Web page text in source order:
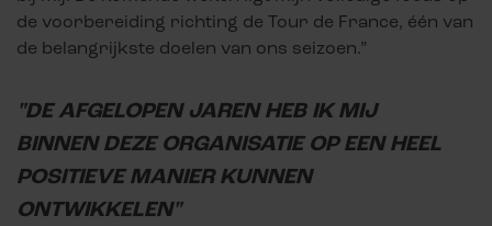
de voorbereiding richting de Tour de France, één van
de belangrijkste doelen van ons seizoen.”
"DE AFGELOPEN JAREN HEB IK MIJ
BINNEN DEZE ORGANISATIE OP EEN HEEL
POSITIEVE MANIER KUNNEN
ONTWIKKELEN"